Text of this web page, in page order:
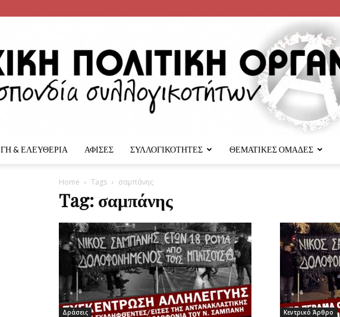
Πολιτική
ΓΗ & ΕΛΕΥΘΕΡΙΑ ΑΦΙΣΕΣ ΣΥΛΛΟΓΙΚΟΤΗΤΕΣ ΘΕΜΑΤΙΚΕΣ ΟΜΑΔΕΣ
Home Tags σαμπάνης
Tag: σαμπάνης
Δράσεις Κεντρικό Άρθρο